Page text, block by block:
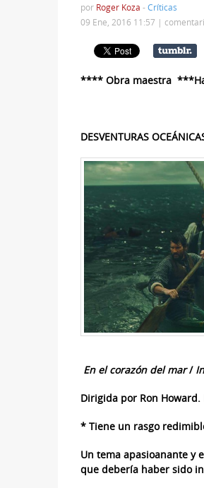
por Roger Koza -Críticas
09 Ene, 2016 11:57 |
**** Obra maestra
DESVENTURAS
En el corazón del mar/
Dirigida por Ron
* Tiene un rasgo
Un tema apasioanante y
que debería haber sido